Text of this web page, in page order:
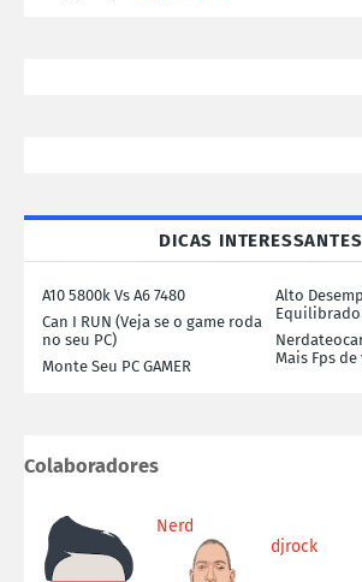
DICAS
A10 5800k Vs A6 7480
Alto
Equilibrado
Can I RUN (Veja se o game roda
no seu PC)
Mais Fps
Monte Seu PC GAMER
Colaboradores
Nerd
djrock